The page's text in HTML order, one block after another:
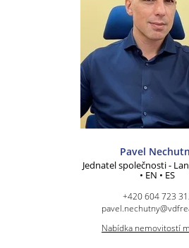
Pavel
Jednatel společnosti -
• EN • ES
+420 604 723
Nabídka nemovitostí